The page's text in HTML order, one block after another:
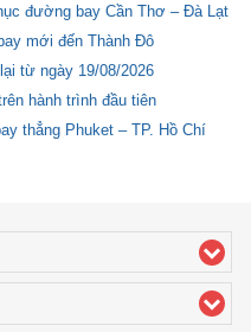
đường bay Cần Thơ – Đà Lạt
mới đến Thành Đô
từ ngày 19/08/2026
hành trình đầu tiên
thẳng Phuket – TP. Hồ Chí
contents
contents